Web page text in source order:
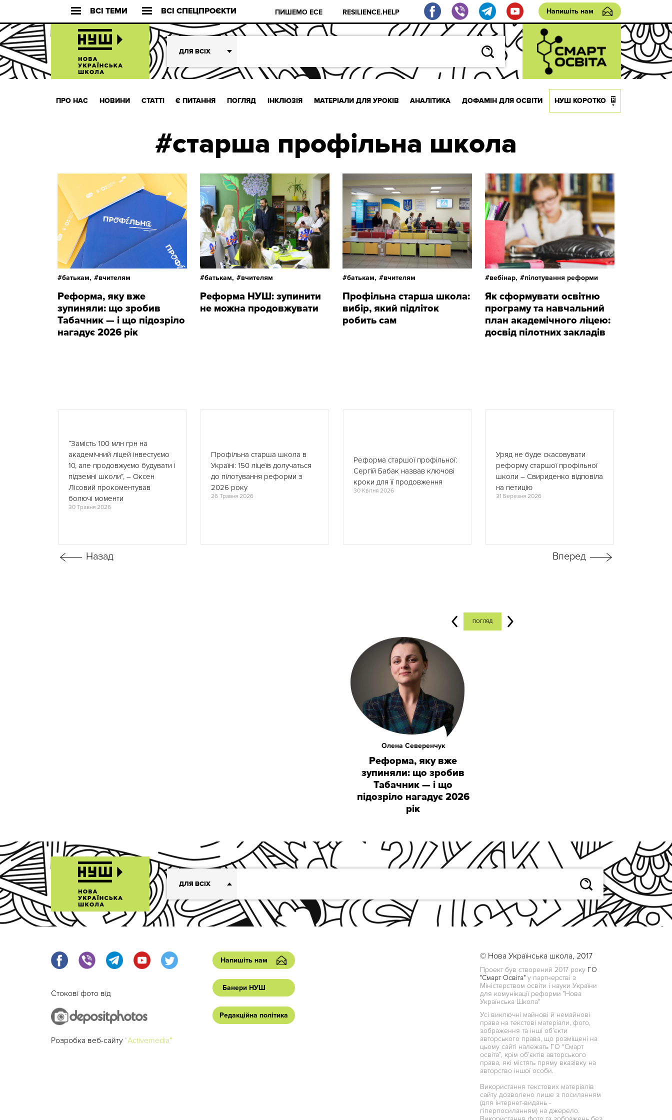
ВСІ ТЕМИ ВСІ СПЕЦПРОЄКТИ ПИШЕМО ЕСЕ RESILIENCE.HELP Напишіть нам
ДЛЯ ВСІХ
ПРО НАС НОВИНИ СТАТТІ Є ПИТАННЯ ПОГЛЯД ІНКЛЮЗІЯ МАТЕРІАЛИ ДЛЯ УРОКІВ АНАЛІТИКА ДОФАМІН ДЛЯ ОСВІТИ НУШ КОРОТКО
#старша профільна школа
батькам, вчителям
Реформа, яку вже
зупиняли: що зробив
Табачник — і що підозріло
нагадує 2026 рік
батькам, вчителям
Реформа НУШ: зупинити
не можна продовжувати
батькам, вчителям
Профільна старша школа:
вибір, який підліток
робить сам
вебінар, пілотування реформи
Як сформувати освітню
програму та навчальний
план академічного ліцею:
досвід пілотних закладів
30 Травня 2026
“Замість 100 млн грн на
академічний ліцей інвестуємо
10, але продовжуємо будувати і
підземні школи”, – Оксен
Лісовий прокоментував
болючі моменти
26 Травня 2026
Профільна старша школа в
Україні: 150 ліцеїв долучаться
до пілотування реформи з
2026 року
30 Квітня 2026
Реформа старшої профільної:
Сергій Бабак назвав ключові
кроки для її продовження
31 Березня 2026
Уряд не буде скасовувати
реформу старшої профільної
школи – Свириденко відповіла
на петицію
ПОГЛЯД
Олена Северенчук
Реформа, яку вже
зупиняли: що зробив
Табачник — і що
підозріло нагадує 2026
рік
ДЛЯ ВСІХ
Стокові фото від
Розробка веб-сайту "Activemedia"
Напишіть нам
Банери НУШ
Редакційна політика
© Нова Українська школа, 2017
Проект був створений 2017 року ГО
"Смарт Освіта" у партнерстві з
Міністерством освіти і науки України
для комунікації реформи "Нова
Українська Школа"
Усі виключні майнові й немайнові
права на текстові матеріали, фото,
зображення та інші об’єкти
авторського права, що розміщені на
цьому сайті належать ГО “Смарт
освіта”, крім об’єктів авторського
права, які містять пряму вказівку на
авторство іншої особи.
Використання текстових матеріалів
сайту дозволено лише з посиланням
(для інтернет-видань -
гіперпосиланням) на джерело.